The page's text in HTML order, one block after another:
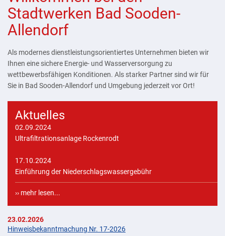
Stadtwerken Bad Sooden-
Allendorf
Als modernes dienstleistungsorientiertes Unternehmen bieten wir
Ihnen eine sichere Energie- und Wasserversorgung zu
wettbewerbsfähigen Konditionen. Als starker Partner sind wir für
Sie in Bad Sooden-Allendorf und Umgebung jederzeit vor Ort!
Aktuelles
02.09.2024
Ultrafiltrationsanlage Rockenrodt
17.10.2024
Einführung der Niederschlagswassergebühr
›› mehr lesen...
23.02.2026
Hinweisbekanntmachung Nr. 17-2026